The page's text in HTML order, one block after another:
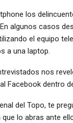
los
algunos casos
el equipo
a una laptop.
nos
Facebook dentro
del Topo, te
que lo abras ante